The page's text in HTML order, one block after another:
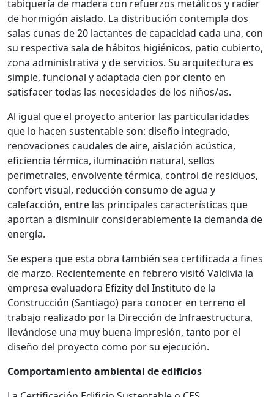
tabiquería de madera con refuerzos metálicos y radier
de hormigón aislado. La distribución contempla dos
salas cunas de 20 lactantes de capacidad cada una, con
su respectiva sala de hábitos higiénicos, patio cubierto,
zona administrativa y de servicios. Su arquitectura es
simple, funcional y adaptada cien por ciento en
satisfacer todas las necesidades de los niños/as.
Al igual que el proyecto anterior las particularidades
que lo hacen sustentable son: diseño integrado,
renovaciones caudales de aire, aislación acústica,
eficiencia térmica, iluminación natural, sellos
perimetrales, envolvente térmica, control de residuos,
confort visual, reducción consumo de agua y
calefacción, entre las principales características que
aportan a disminuir considerablemente la demanda de
energía.
Se espera que esta obra también sea certificada a fines
de marzo. Recientemente en febrero visitó Valdivia la
empresa evaluadora Efizity del Instituto de la
Construcción (Santiago) para conocer en terreno el
trabajo realizado por la Dirección de Infraestructura,
llevándose una muy buena impresión, tanto por el
diseño del proyecto como por su ejecución.
Comportamiento ambiental de edificios